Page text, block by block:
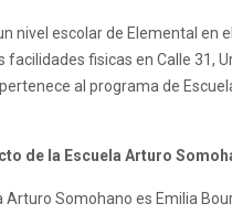
nivel escolar de Elemental en
fisicas en Calle 31,
al programa de
de la Escuela Arturo
Arturo Somohano es Emilia